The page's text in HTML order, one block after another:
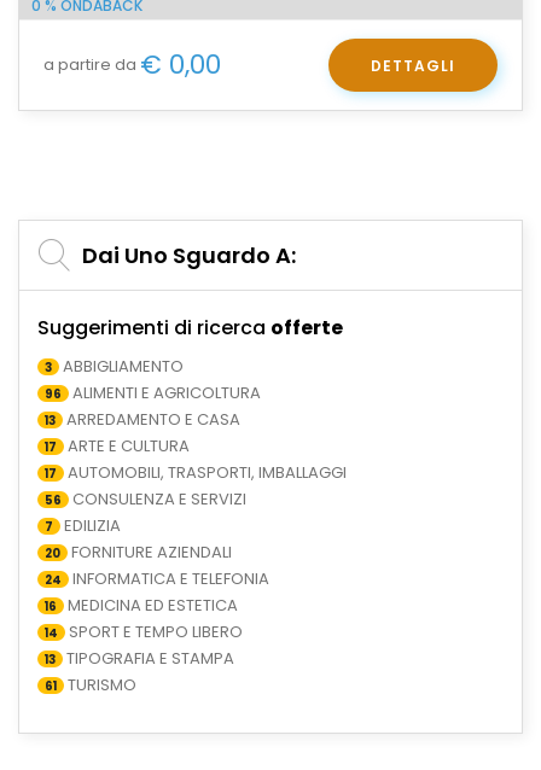
0 % ONDABACK
a partire da € 0,00 DETTAGLI
Dai Uno Sguardo A:
Suggerimenti di ricerca offerte
3 ABBIGLIAMENTO
96 ALIMENTI E AGRICOLTURA
13 ARREDAMENTO E CASA
17 ARTE E CULTURA
17 AUTOMOBILI, TRASPORTI, IMBALLAGGI
56 CONSULENZA E SERVIZI
7 EDILIZIA
20 FORNITURE AZIENDALI
24 INFORMATICA E TELEFONIA
16 MEDICINA ED ESTETICA
14 SPORT E TEMPO LIBERO
13 TIPOGRAFIA E STAMPA
61 TURISMO